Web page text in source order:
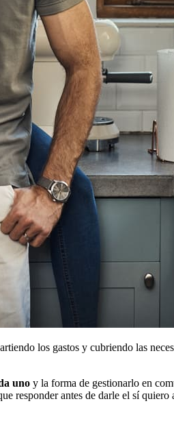
los gastos y cubriendo las
uno y la forma de gestionarlo en
responder antes de darle el sí quiero